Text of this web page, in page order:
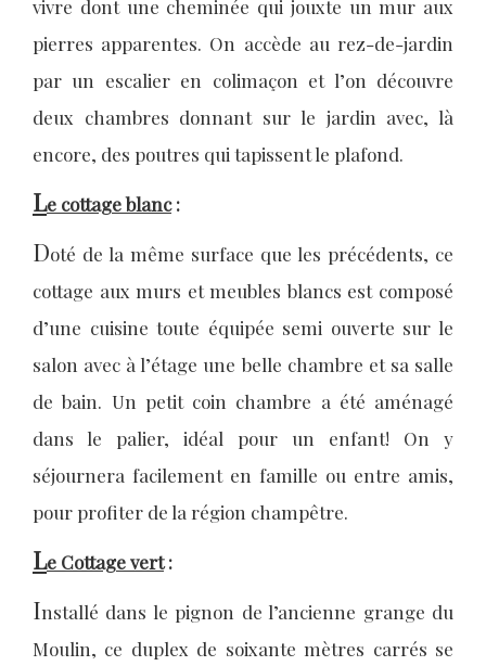
vivre dont une cheminée qui jouxte un mur aux
pierres apparentes. On accède au rez-de-jardin
par un escalier en colimaçon et l’on découvre
deux chambres donnant sur le jardin avec, là
encore, des poutres qui tapissent le plafond.
Le cottage blanc:
Doté de la même surface que les précédents, ce
cottage aux murs et meubles blancs est composé
d’une cuisine toute équipée semi ouverte sur le
salon avec à l’étage une belle chambre et sa salle
de bain. Un petit coin chambre a été aménagé
dans le palier, idéal pour un enfant! On y
séjournera facilement en famille ou entre amis,
pour profiter de la région champêtre.
Le Cottage vert:
Installé dans le pignon de l’ancienne grange du
Moulin, ce duplex de soixante mètres carrés se